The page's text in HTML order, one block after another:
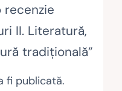
recenzie
II. Literatură,
tradițională”
fi publicată.